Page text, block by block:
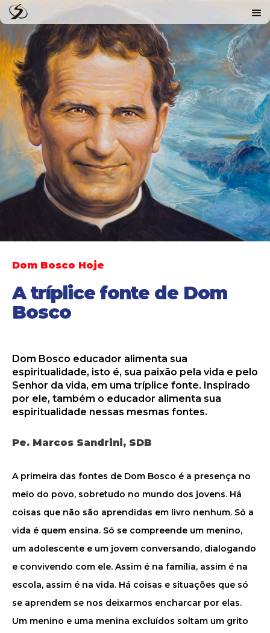
Dom Bosco Hoje
A tríplice fonte de Dom
Bosco
Dom Bosco educador alimenta sua
espiritualidade, isto é, sua paixão pela vida e pelo
Senhor da vida, em uma tríplice fonte. Inspirado
por ele, também o educador alimenta sua
espiritualidade nessas mesmas fontes.
Pe. Marcos Sandrini, SDB
A primeira das fontes de Dom Bosco é a presença no
meio do povo, sobretudo no mundo dos jovens. Há
coisas que não são aprendidas em livro nenhum. Só a
vida é quem ensina. Só se compreende um menino,
um adolescente e um jovem conversando, dialogando
e convivendo com ele. Assim é na família, assim é na
escola, assim é na vida. Há coisas e situações que só
se aprendem se nos deixarmos encharcar por elas.
Um menino e uma menina excluídos soltam um grito